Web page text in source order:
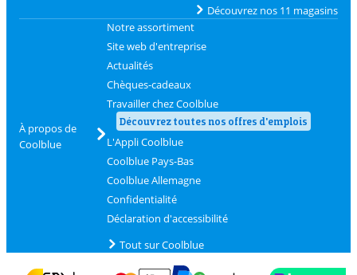
Découvrez nos 11 magasins
À propos de
Coolblue
Notre assortiment
Site web d'entreprise
Actualités
Chèques-cadeaux
Travailler chez Coolblue
Découvrez toutes nos offres d'emplois
L'Appli Coolblue
Coolblue Pays-Bas
Coolblue Allemagne
Confidentialité
Déclaration d'accessibilité
Tout sur Coolblue